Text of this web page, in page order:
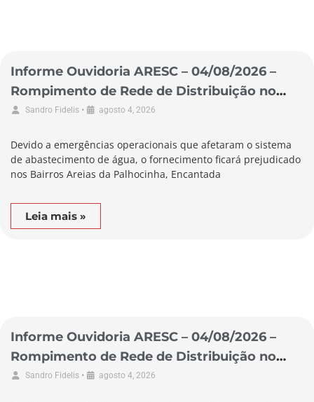
Informe Ouvidoria ARESC – 04/08/2026 –
Rompimento de Rede de Distribuição no
Município de Garopaba
Sandro Fidelis • agosto 4, 2026
Devido a emergências operacionais que afetaram o sistema
de abastecimento de água, o fornecimento ficará prejudicado
nos Bairros Areias da Palhocinha, Encantada
Leia mais »
Informe Ouvidoria ARESC – 04/08/2026 –
Rompimento de Rede de Distribuição no
Município de Pescaria Brava
Sandro Fidelis • agosto 4, 2026